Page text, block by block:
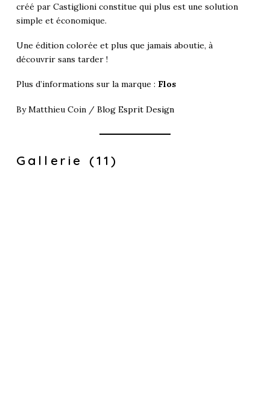
créé par Castiglioni constitue qui plus est une solution
simple et économique.
Une édition colorée et plus que jamais aboutie, à
découvrir sans tarder !
Plus d’informations sur la marque : Flos
By Matthieu Coin / Blog Esprit Design
Gallerie (11)